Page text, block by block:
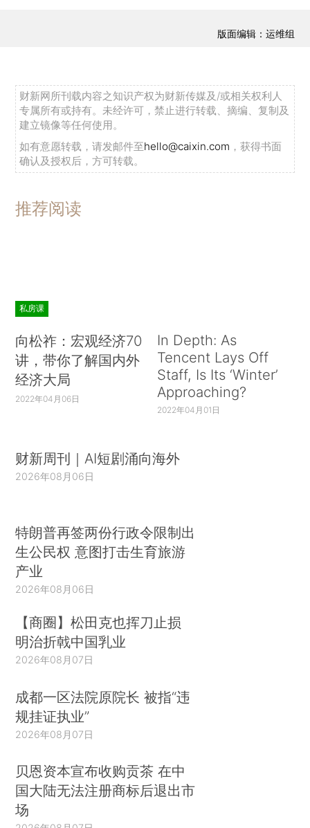
版面编辑：运维组
财新网所刊载内容之知识产权为财新传媒及/或相关权利人
专属所有或持有。未经许可，禁止进行转载、摘编、复制及
建立镜像等任何使用。
如有意愿转载，请发邮件至hello@caixin.com ，获得书面
确认及授权后，方可转载。
推荐阅读
私房课
向松祚：宏观经济70
讲，带你了解国内外
经济大局
2022年04月06日
In Depth: As
Tencent Lays Off
Staff, Is Its ‘Winter’
Approaching?
2022年04月01日
财新周刊｜AI短剧涌向海外
2026年08月06日
特朗普再签两份行政令限制出
生公民权 意图打击生育旅游
产业
2026年08月06日
【商圈】松田克也挥刀止损
明治折戟中国乳业
2026年08月07日
成都一区法院原院长 被指“违
规挂证执业”
2026年08月07日
贝恩资本宣布收购贡茶 在中
国大陆无法注册商标后退出市
场